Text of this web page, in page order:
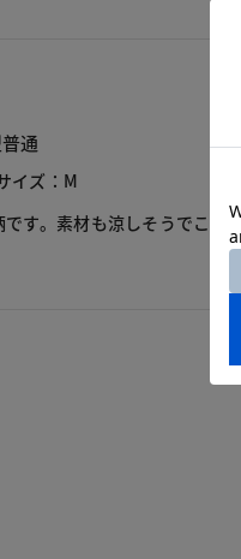
通
イズ：M
す。素材も涼しそうでこれ